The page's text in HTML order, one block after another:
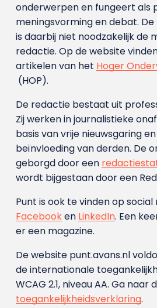
onderwerpen en fungeert als
meningsvorming en debat.
is daarbij niet noodzakelijk de
redactie. Op de website
artikelen van het Hoger
(HOP).
De redactie bestaat uit
Zij werken in journalistieke
basis van vrije nieuwsgaring
beïnvloeding van derden. De
geborgd door een
wordt bijgestaan door een
Punt is ook te vinden op social
Facebooken LinkedIn. Een
er een magazine.
De website punt.avans.nl
de internationale
WCAG 2.1, niveau AA. Ga naar
toegankelijkheidsverklaring.